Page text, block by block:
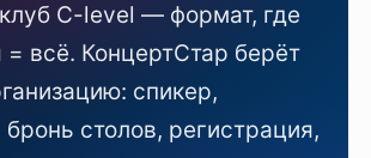
C-level — формат, где
= всё. КонцертСтар берёт
спикер,
столов, регистрация,